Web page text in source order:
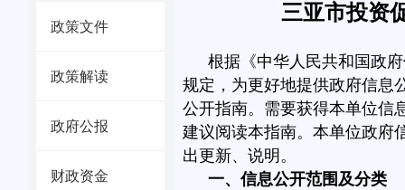
政策文件
政策解读
政府公报
财政资金
三亚市投资
根据《中华人民共和国政
规定，为更好地提供政府信息
公开指南。需要获得本单位信
建议阅读本指南。本单位政府
出更新、说明。
一、信息公开范围及分类